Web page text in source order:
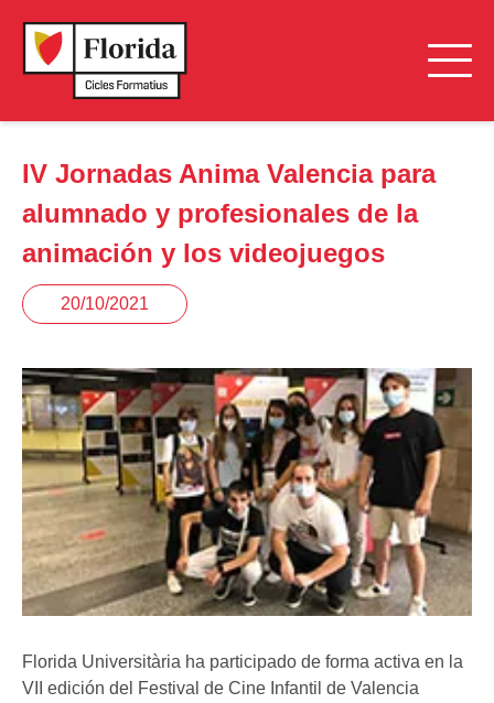
IV Jornadas Anima Valencia para
alumnado y profesionales de la
animación y los videojuegos
20/10/2021
Florida Universitària ha participado de forma activa en la
VII edición del Festival de Cine Infantil de Valencia